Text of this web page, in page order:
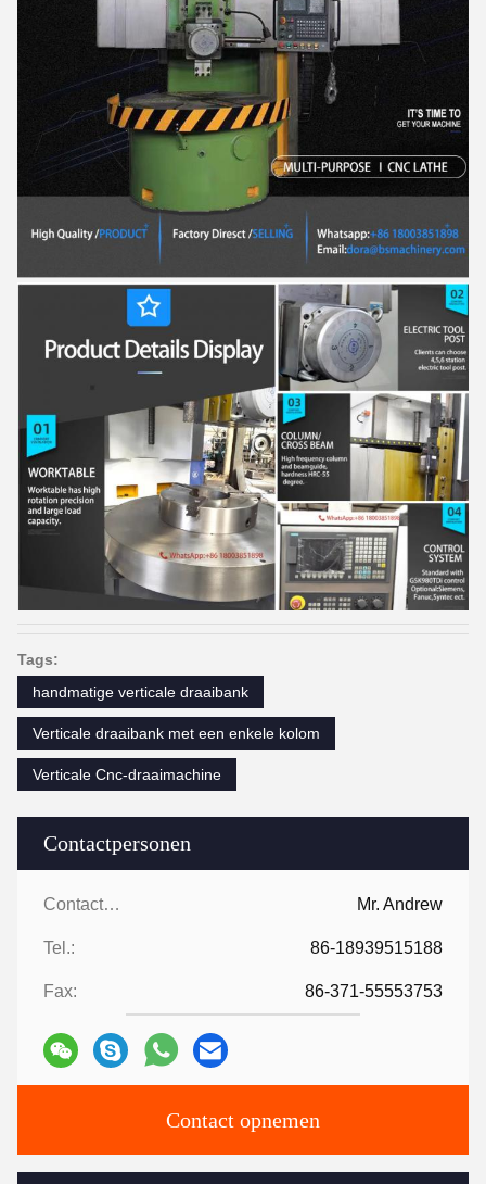
Contactpersonen
Contactpersonen: Mr. Andrew
Tel.: 86-18939515188
Fax: 86-371-55553753
Contact opnemen
Tags:
handmatige verticale draaibank
Verticale draaibank met een enkele kolom
Verticale Cnc-draaimachine